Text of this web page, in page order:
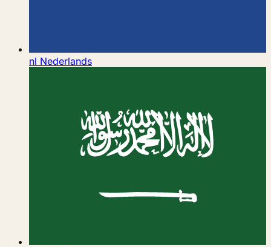
nl Nederlands